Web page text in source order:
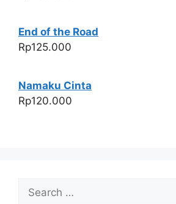
End of the Road
Rp125.000
Namaku Cinta
Rp120.000
Search
for: